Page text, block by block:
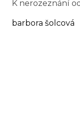
K nerozeznání
barbora šolcová